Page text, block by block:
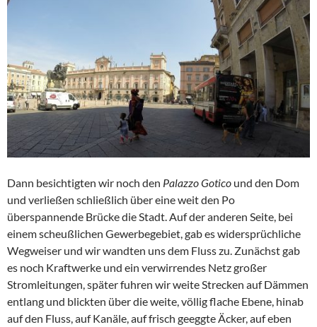
Dann besichtigten wir noch den Palazzo Gotico und den Dom
und verließen schließlich über eine weit den Po
überspannende Brücke die Stadt. Auf der anderen Seite, bei
einem scheußlichen Gewerbegebiet, gab es widersprüchliche
Wegweiser und wir wandten uns dem Fluss zu. Zunächst gab
es noch Kraftwerke und ein verwirrendes Netz großer
Stromleitungen, später fuhren wir weite Strecken auf Dämmen
entlang und blickten über die weite, völlig flache Ebene, hinab
auf den Fluss, auf Kanäle, auf frisch geeggte Äcker, auf eben